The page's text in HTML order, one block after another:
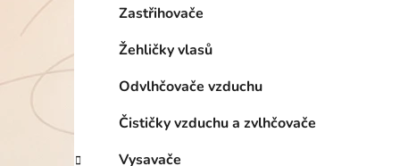
Zastřihovače
Žehličky vlasů
Odvlhčovače vzduchu
Čističky vzduchu a zvlhčovače
Vysavače